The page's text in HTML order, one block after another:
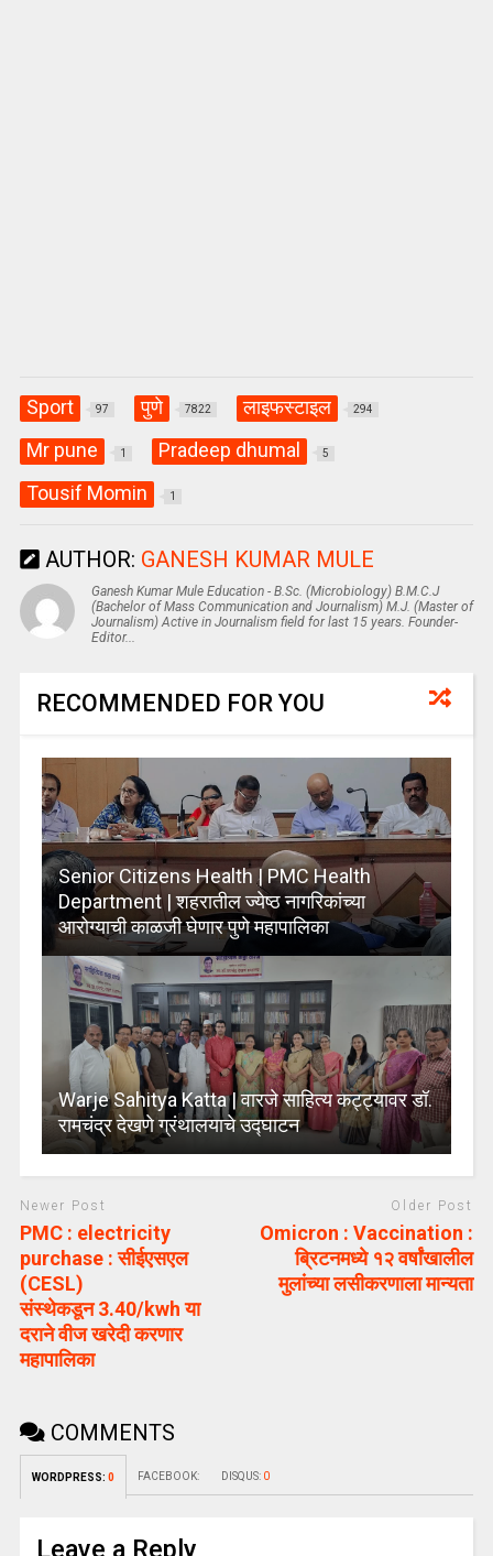
Sport 97 पुणे 7822 लाइफस्टाइल 294
Mr pune 1 Pradeep dhumal 5
Tousif Momin 1
AUTHOR: GANESH KUMAR MULE
Ganesh Kumar Mule Education - B.Sc. (Microbiology) B.M.C.J
(Bachelor of Mass Communication and Journalism) M.J. (Master of
Journalism) Active in Journalism field for last 15 years. Founder-
Editor...
RECOMMENDED FOR YOU
Senior Citizens Health | PMC Health
Department | शहरातील ज्येष्ठ नागरिकांच्या
आरोग्याची काळजी घेणार पुणे महापालिका
Warje Sahitya Katta | वारजे साहित्य कट्ट्यावर डॉ.
रामचंद्र देखणे ग्रंथालयाचे उद्घाटन
Newer Post
PMC : electricity
purchase : सीईएसएल
(CESL)
संस्थेकडून 3.40/kwh या
दराने वीज खरेदी करणार
महापालिका
Older Post
Omicron : Vaccination :
ब्रिटनमध्ये १२ वर्षांखालील
मुलांच्या लसीकरणाला मान्यता
COMMENTS
WORDPRESS: 0 FACEBOOK: DISQUS: 0
Leave a Reply